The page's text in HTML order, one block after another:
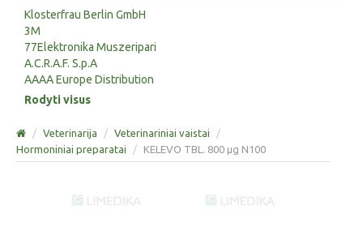
Klosterfrau Berlin GmbH
3M
77Elektronika Muszeripari
A.C.R.A.F. S.p.A
AAAA Europe Distribution
Rodyti visus
/ Veterinarija / Veterinariniai vaistai
/
Hormoniniai preparatai
/ KELEVO TBL. 800 µg N100